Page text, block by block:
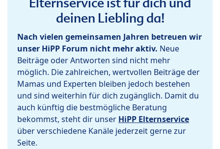
deinen Liebling da!
Nach vielen gemeinsamen Jahren betreuen wir
unser HiPP Forum nicht mehr aktiv. Neue
Beiträge oder Antworten sind nicht mehr
möglich. Die zahlreichen, wertvollen Beiträge der
Mamas und Experten bleiben jedoch bestehen
und sind weiterhin für dich zugänglich. Damit du
auch künftig die bestmögliche Beratung
bekommst, steht dir unser HiPP Elternservice
über verschiedene Kanäle jederzeit gerne zur
Seite.